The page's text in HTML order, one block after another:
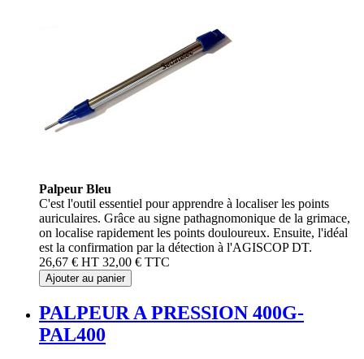
Palpeur Bleu
C'est l'outil essentiel pour apprendre à localiser les points
auriculaires. Grâce au signe pathagnomonique de la grimace,
on localise rapidement les points douloureux. Ensuite, l'idéal
est la confirmation par la détection à l'AGISCOP DT.
26,67 € HT 32,00 € TTC
Ajouter au panier
PALPEUR A PRESSION 400G-
PAL400